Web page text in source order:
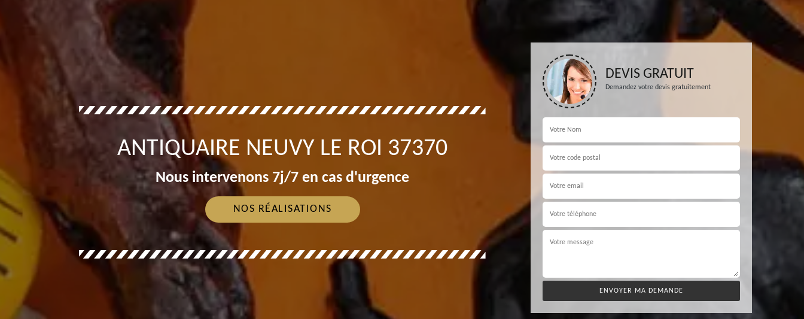
ANTIQUAIRE NEUVY LE ROI 37370
Nous intervenons 7j/7 en cas d'urgence
NOS RÉALISATIONS
DEVIS GRATUIT
Demandez votre devis gratuitement